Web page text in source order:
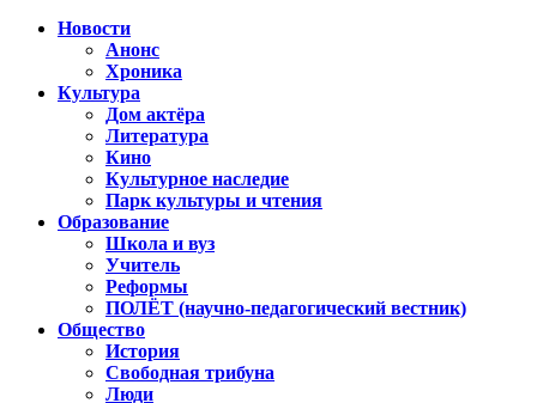
Новости
Анонс
Хроника
Культура
Дом актёра
Литература
Кино
Культурное наследие
Парк культуры и чтения
Образование
Школа и вуз
Учитель
Реформы
ПОЛЁТ (научно-педагогический вестник)
Общество
История
Свободная трибуна
Люди